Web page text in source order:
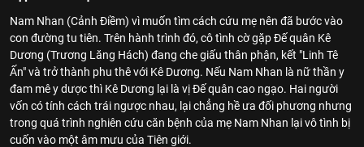
Nam Nhan (Cảnh Điềm) vì muốn tìm cách cứu mẹ nên đã bước vào
con đường tu tiên. Trên hành trình đó, cô tình cờ gặp Đế quân Kê
Dương (Trương Lăng Hách) đang che giấu thân phận, kết "Linh Tê
Ấn" và trở thành phu thê với Kê Dương. Nếu Nam Nhan là nữ thần y
đam mê y dược thì Kê Dương lại là vị Đế quân cao ngạo. Hai người
vốn có tính cách trái ngược nhau, lại chẳng hề ưa đối phương nhưng
trong quá trình nghiên cứu căn bệnh của mẹ Nam Nhan lại vô tình bị
cuốn vào một âm mưu của Tiên giới.